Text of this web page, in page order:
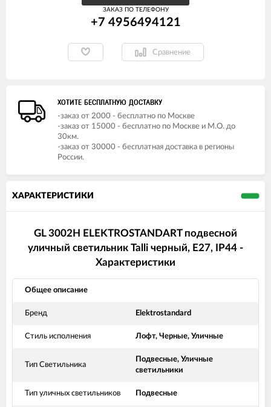
ЗАКАЗ ПО ТЕЛЕФОНУ
+7 4956494121
Сравнение
ХОТИТЕ БЕСПЛАТНУЮ ДОСТАВКУ
-заказ от 2000 - бесплатно по Москве
-заказ от 15000 - бесплатно по Москве и М.О. до
30км.
-заказ от 30000 - бесплатная доставка в регионы
России.
ХАРАКТЕРИСТИКИ
GL 3002H ELEKTROSTANDART подвесной
уличный светильник Talli черный, E27, IP44 -
Характеристики
Общее описание
Бренд Elektrostandard
Стиль исполнения Лофт, Черные, Уличные
Тип Светильника
Подвесные, Уличные
светильники
Тип уличных светильников Подвесные